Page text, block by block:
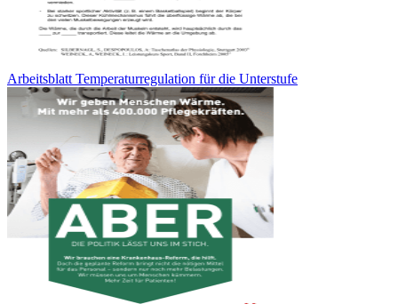
Arbeitsblatt Temperaturregulation für die Unterstufe